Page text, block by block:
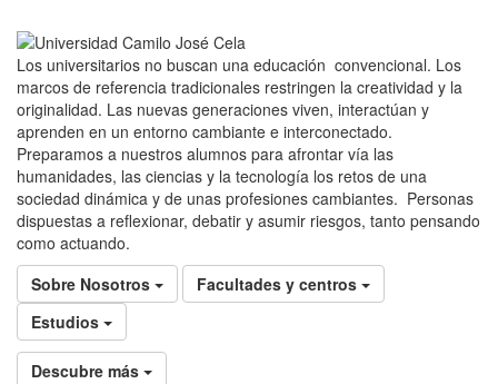
Los universitarios no buscan una educación convencional. Los
marcos de referencia tradicionales restringen la creatividad y la
originalidad. Las nuevas generaciones viven, interactúan y
aprenden en un entorno cambiante e interconectado.
Preparamos a nuestros alumnos para afrontar vía las
humanidades, las ciencias y la tecnología los retos de una
sociedad dinámica y de unas profesiones cambiantes. Personas
dispuestas a reflexionar, debatir y asumir riesgos, tanto pensando
como actuando.
Sobre Nosotros
Facultades y centros
Estudios
Descubre más